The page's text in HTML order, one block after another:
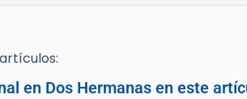
en Dos Hermanas en este